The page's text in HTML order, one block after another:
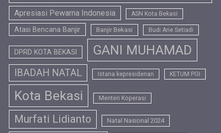
Apresiasi Pewarna Indonesia ASN Kota Bekasi
Atasi Bencana Banjir Banjir Bekasi Budi Arie Setiadi
DPRD KOTA BEKASI GANI MUHAMAD
IBADAH NATAL Istana kepresidenan KETUM PGI
Kota Bekasi Menteri Koperasi
Murfati Lidianto Natal Nasional 2024